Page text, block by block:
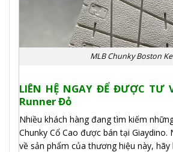
MLB Chunky Boston
LIÊN HỆ NGAY ĐỂ ĐƯỢC TƯ
Runner Đỏ
Nhiều khách hàng đang tìm kiếm
Chunky Cổ Cao được bán tại Giaydino.
về sản phẩm của thương hiệu này, hãy